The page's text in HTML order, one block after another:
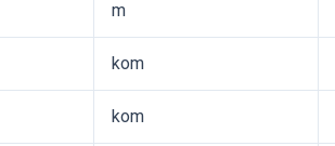
m
kom
kom